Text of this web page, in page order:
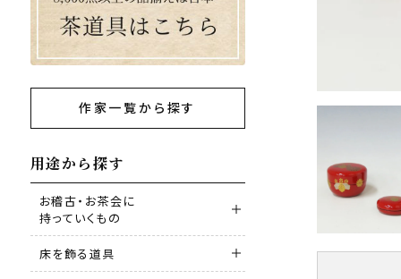
作家一覧から探す
用途から探す
お稽古・お茶会に
持っていくもの
床を飾る道具